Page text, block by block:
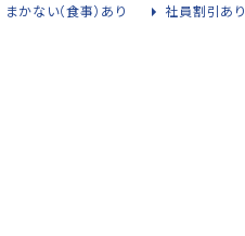
まかない（食事）あり 社員割引あり